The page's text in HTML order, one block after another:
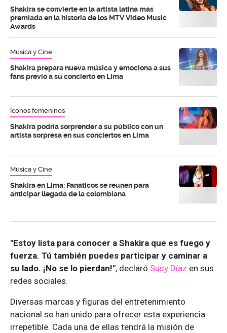
Shakira se convierte en la artista latina más
premiada en la historia de los MTV Video Music
Awards
Música y Cine
Shakira prepara nueva música y emociona a sus
fans previo a su concierto en Lima
Íconos femeninos
Shakira podría sorprender a su público con un
artista sorpresa en sus conciertos en Lima
Música y Cine
Shakira en Lima: Fanáticos se reunen para
anticipar llegada de la colombiana
"Estoy lista para conocer a Shakira que es fuego y
fuerza. Tú también puedes participar y caminar a
su lado. ¡No se lo pierdan!", declaró Susy Díaz en sus
redes sociales.
Diversas marcas y figuras del entretenimiento
nacional se han unido para ofrecer esta experiencia
irrepetible. Cada una de ellas tendrá la misión de